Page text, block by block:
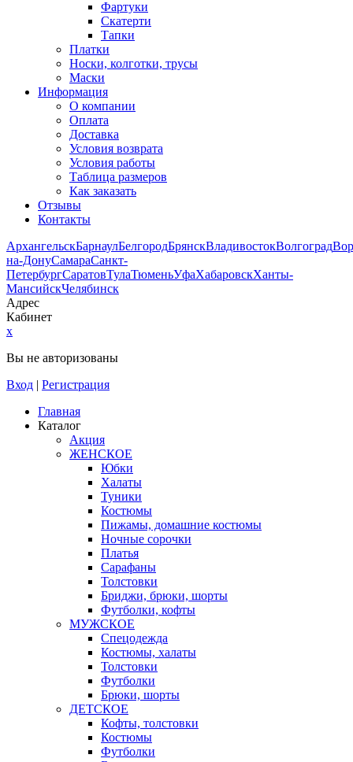
Фартуки
Скатерти
Тапки
Платки
Носки, колготки, трусы
Маски
Информация
О компании
Оплата
Доставка
Условия возврата
Условия работы
Таблица размеров
Как заказать
Отзывы
Контакты
АрхангельскБарнаулБелгородБрянскВладивостокВолгоград
на-ДонуСамараСанкт-
ПетербургСаратовТулаТюменьУфаХабаровскХанты-
МансийскЧелябинск
Адрес
Кабинет
x
Вы не авторизованы
Вход | Регистрация
Главная
Каталог
Акция
ЖЕНСКОЕ
Юбки
Халаты
Туники
Костюмы
Пижамы, домашние костюмы
Ночные сорочки
Платья
Сарафаны
Толстовки
Бриджи, брюки, шорты
Футболки, кофты
МУЖСКОЕ
Спецодежда
Костюмы, халаты
Толстовки
Футболки
Брюки, шорты
ДЕТСКОЕ
Кофты, толстовки
Костюмы
Футболки